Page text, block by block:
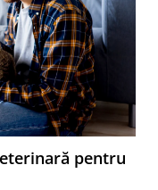
pentru